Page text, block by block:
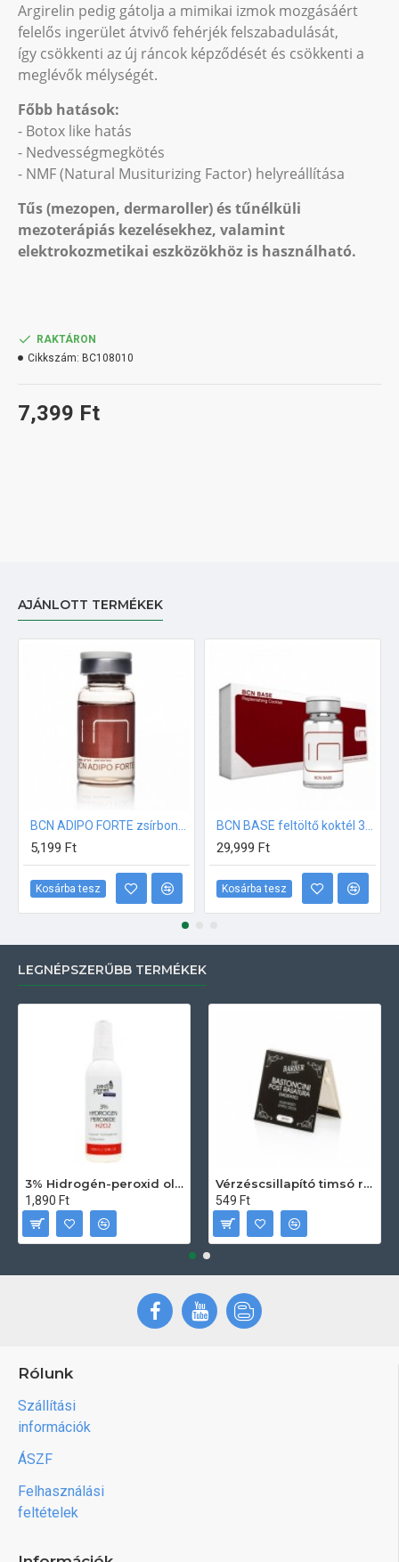
Argirelin pedig gátolja a mimikai izmok mozgásáért
felelős ingerület átvivő fehérjék felszabadulását,
így csökkenti az új ráncok képződését és csökkenti a
meglévők mélységét.
Főbb hatások:
- Botox like hatás
- Nedvességmegkötés
- NMF (Natural Musiturizing Factor) helyreállítása
Tűs (mezopen, dermaroller) és tűnélküli
mezoterápiás kezelésekhez, valamint
elektrokozmetikai eszközökhöz is használható.
7,399 Ft
RAKTÁRON
Cikkszám: BC108010
AJÁNLOTT TERMÉKEK
5,199 Ft
Kosárba tesz
29,999 Ft
Kosárba tesz
LEGNÉPSZERŰBB TERMÉKEK
3% Hidrogén-peroxid oldat (sebfertőtlenítő) 100ml
1,890 Ft
Vérzéscsillapító timsó rúd 20db
549 Ft
Rólunk
Szállítási
információk
ÁSZF
Felhasználási
feltételek